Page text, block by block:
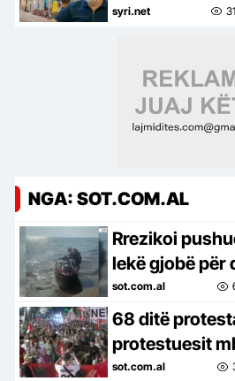
Shkodrës
syri.net
NGA: SOT.COM.AL
Rrezikoi
lekë gjobë për
Ski në Zvërnec
sot.com.al
68 ditë
protestuesit
para
sot.com.al